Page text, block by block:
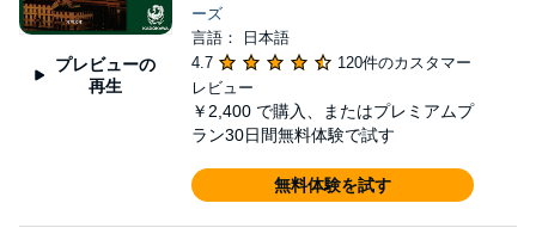
プレビューの
再生
ーズ
言語： 日本語
4.7
120件のカスタマー
レビュー
￥2,400 で購入、またはプレミアムプ
ラン30日間無料体験で試す
無料体験を試す